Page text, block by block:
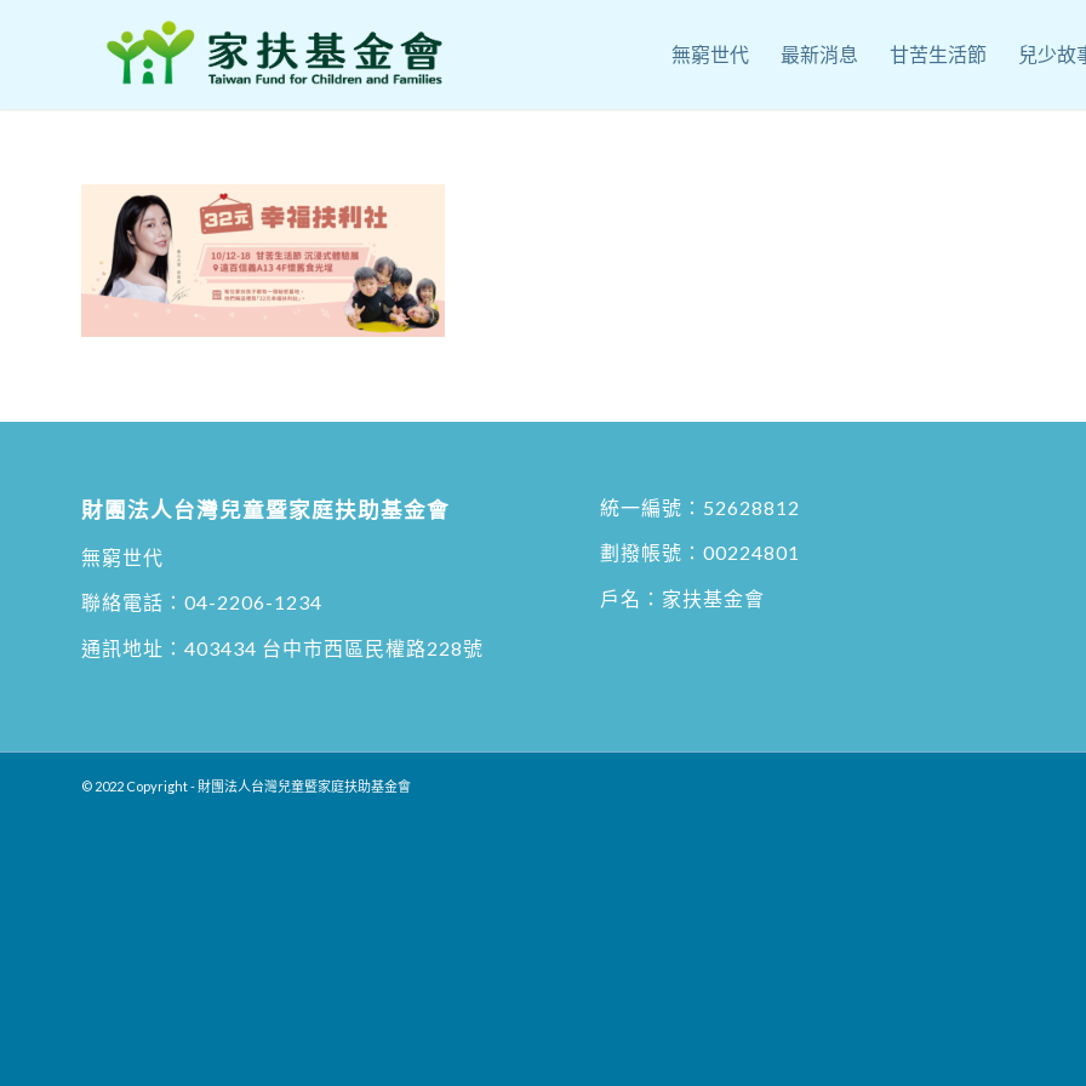
無窮世代 最新消息 甘苦生活節 兒少故
財團法人台灣兒童暨家庭扶助基金會
無窮世代
聯絡電話： 04-2206-1234
通訊地址： 403434 台中市西區民權路228號
統一編號：52628812
劃撥帳號：00224801
戶名：家扶基金會
© 2022 Copyright - 財團法人台灣兒童暨家庭扶助基金會